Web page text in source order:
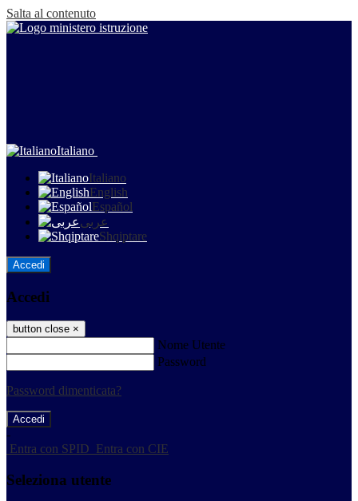
Salta al contenuto
Italiano
Italiano
English
Español
عربى
Shqiptare
Accedi
Accedi
button close ×
Nome Utente
Password
Password dimenticata?
-
Entra con SPID Entra con CIE
Seleziona utente